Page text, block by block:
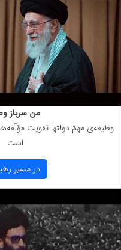
من سرباز
وظیفه‌ی مهمّ دولتها تقویت
است
در مسیر